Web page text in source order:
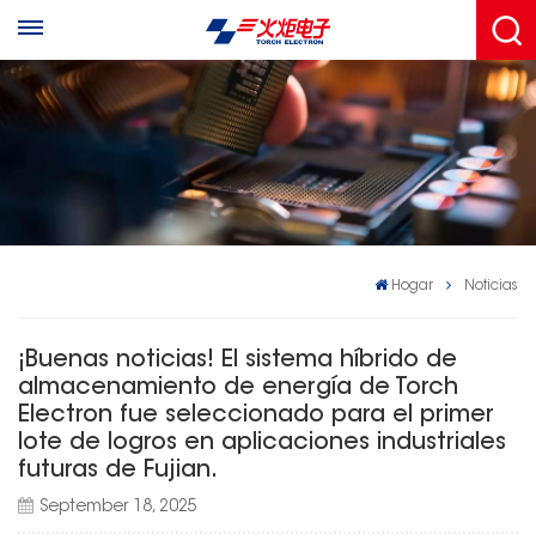
Hogar Noticias
¡Buenas noticias! El sistema híbrido de
almacenamiento de energía de Torch
Electron fue seleccionado para el primer
lote de logros en aplicaciones industriales
futuras de Fujian.
September 18, 2025